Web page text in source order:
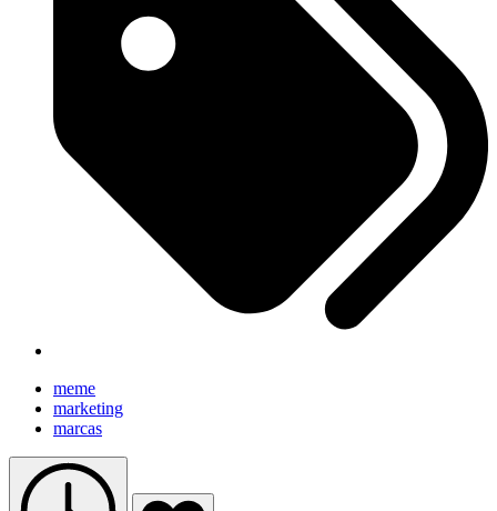
meme
marketing
marcas